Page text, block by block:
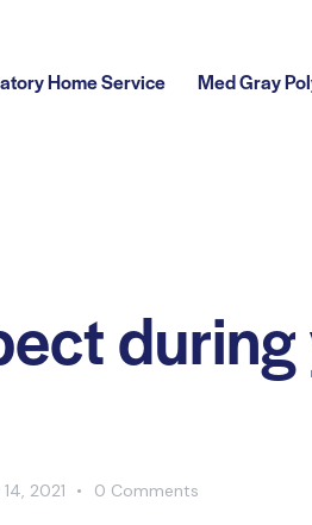
Home Service Med Gray
2021 0 Comments